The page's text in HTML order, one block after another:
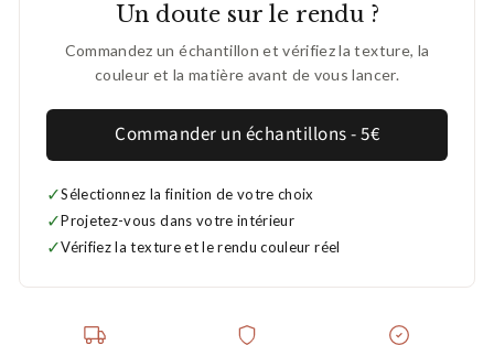
Un doute sur le rendu ?
Commandez un échantillon et vérifiez la texture, la
couleur et la matière avant de vous lancer.
Commander un échantillons - 5€
✓Sélectionnez la finition de votre choix
✓Projetez-vous dans votre intérieur
✓Vérifiez la texture et le rendu couleur réel